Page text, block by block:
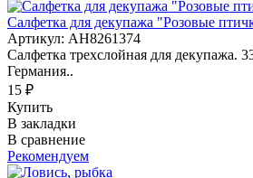
Салфетка для декупажа "Розовые
Артикул: AH8261374
Салфетка трехслойная для декупажа.
Германия..
15 ₽
Купить
В закладки
В сравнение
Рекомендуем